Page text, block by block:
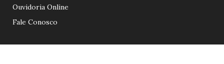
Ouvidoria Online
Fale Conosco